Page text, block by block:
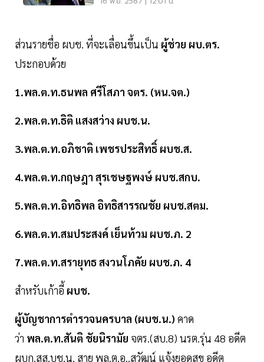
ส่วนรายชื่อ ผบช. ที่จะเลื่อนขึ้นเป็น ผู้ช่วย ผบ.ตร.
ประกอบด้วย
1.พล.ต.ท.ธนพล ศรีโสภา จตร. (หน.จต.)
2.พล.ต.ท.ธิติ แสงสว่าง ผบช.น.
3.พล.ต.ท.อภิชาติ เพชรประสิทธิ์ ผบช.ส.
4.พล.ต.ท.กฤษฎา สุรเชษฐพงษ์ ผบช.สกบ.
5.พล.ต.ท.อิทธิพล อิทธิสารรณชัย ผบช.สตม.
6.พล.ต.ท.สมประสงค์ เย็นท้วม ผบช.ภ. 2
7.พล.ต.ท.สรายุทธ สงวนโภคัย ผบช.ภ. 4
สำหรับเก้าอี้ ผบช.
ผู้บัญชาการตำรวจนครบาล (ผบช.น.) คาด
ว่า พล.ต.ท.สันติ ชัยนิรามัย จตร.(สบ.8) นรต.รุ่น 48 อดีต
ผบก.สส.บช.น. สาย พล.ต.อ..สุวัฒน์ แจ้งยอดสุข อดีต